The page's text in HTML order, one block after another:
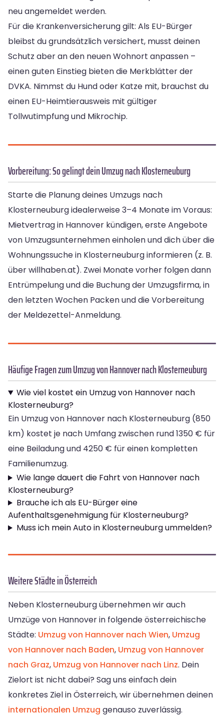
neu angemeldet werden.
Für die Krankenversicherung gilt: Als EU-Bürger
bleibst du grundsätzlich versichert, musst deinen
Schutz aber an den neuen Wohnort anpassen –
einen guten Einstieg bieten die Merkblätter der
DVKA. Nimmst du Hund oder Katze mit, brauchst du
einen EU-Heimtierausweis mit gültiger
Tollwutimpfung und Mikrochip.
Vorbereitung: So gelingt dein Umzug nach Klosterneuburg
Starte die Planung deines Umzugs nach
Klosterneuburg idealerweise 3–4 Monate im Voraus:
Mietvertrag in Hannover kündigen, erste Angebote
von Umzugsunternehmen einholen und dich über die
Wohnungssuche in Klosterneuburg informieren (z. B.
über willhaben.at). Zwei Monate vorher folgen dann
Entrümpelung und die Buchung der Umzugsfirma, in
den letzten Wochen Packen und die Vorbereitung
der Meldezettel-Anmeldung.
Häufige Fragen zum Umzug von Hannover nach Klosterneuburg
Wie viel kostet ein Umzug von Hannover nach
Klosterneuburg?
Ein Umzug von Hannover nach Klosterneuburg (850
km) kostet je nach Umfang zwischen rund 1350 € für
eine Beiladung und 4250 € für einen kompletten
Familienumzug.
Wie lange dauert die Fahrt von Hannover nach
Klosterneuburg?
Brauche ich als EU-Bürger eine
Aufenthaltsgenehmigung für Klosterneuburg?
Muss ich mein Auto in Klosterneuburg ummelden?
Weitere Städte in Österreich
Neben Klosterneuburg übernehmen wir auch
Umzüge von Hannover in folgende österreichische
Städte: Umzug von Hannover nach Wien, Umzug
von Hannover nach Baden, Umzug von Hannover
nach Graz, Umzug von Hannover nach Linz. Dein
Zielort ist nicht dabei? Sag uns einfach dein
konkretes Ziel in Österreich, wir übernehmen deinen
internationalen Umzug genauso zuverlässig.